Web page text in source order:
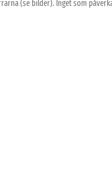
(se bilder). Inget som